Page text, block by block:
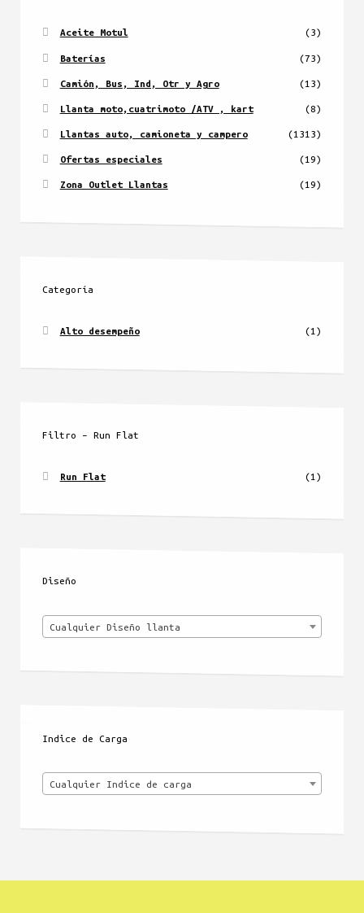
Aceite Motul (3)
Baterías (73)
Camión, Bus, Ind, Otr y Agro (13)
Llanta moto,cuatrimoto /ATV , kart (8)
Llantas auto, camioneta y campero (1313)
Ofertas especiales (19)
Zona Outlet Llantas (19)
Categoría
Alto desempeño (1)
Filtro – Run Flat
Run Flat (1)
Diseño
Cualquier Diseño llanta
Indice de Carga
Cualquier Indice de carga